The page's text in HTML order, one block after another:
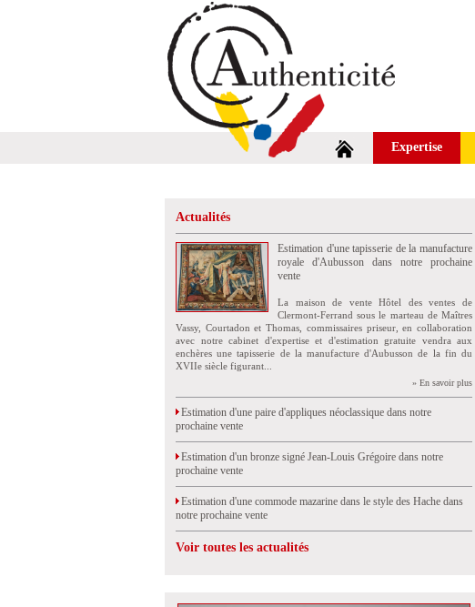
Expertise
Actualités
Estimation d'une tapisserie de la manufacture
royale d'Aubusson dans notre prochaine
vente
La maison de vente Hôtel des ventes de
Clermont-Ferrand sous le marteau de Maîtres
Vassy, Courtadon et Thomas, commissaires priseur, en collaboration
avec notre cabinet d'expertise et d'estimation gratuite vendra aux
enchères une tapisserie de la manufacture d'Aubusson de la fin du
XVIIe siècle figurant...
» En savoir plus
Estimation d'une paire d'appliques néoclassique dans notre
prochaine vente
Estimation d'un bronze signé Jean-Louis Grégoire dans notre
prochaine vente
Estimation d'une commode mazarine dans le style des Hache dans
notre prochaine vente
Voir toutes les actualités